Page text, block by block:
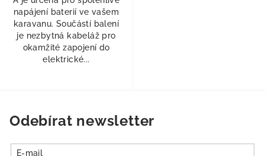
napájení baterií ve vašem
karavanu. Součástí balení
je nezbytná kabeláž pro
okamžité zapojení do
elektrické...
Odebírat newsletter
E-mail